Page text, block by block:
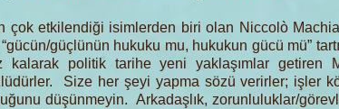
çok etkilendiği isimlerden biri olan Niccolò
“gücün/güçlünün hukuku mu, hukukun gücü mü”
kalarak politik tarihe yeni yaklaşımlar getiren
Size her şeyi yapma sözü verirler; işler
düşünmeyin. Arkadaşlık, zorunluluklar/